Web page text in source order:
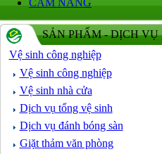
CẨM NANG
SẢN PHẨM - DỊCH VỤ
Vệ sinh công nghiệp
Vệ sinh công nghiệp
Vệ sinh nhà cửa
Dịch vụ tổng vệ sinh
Dịch vụ đánh bóng sàn
Giặt thảm văn phòng